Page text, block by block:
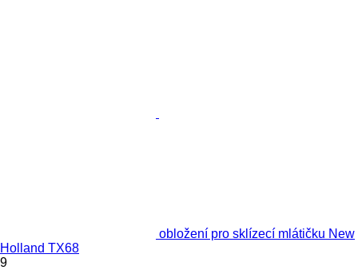
obložení pro sklízecí mlátičku New
Holland TX68
9